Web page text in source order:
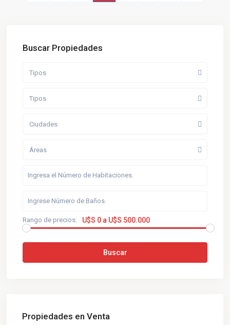
Buscar Propiedades
Tipos
Tipos
Ciudades
Áreas
Rango de precios: U$S 0 a U$S 500.000
Buscar
Propiedades en Venta